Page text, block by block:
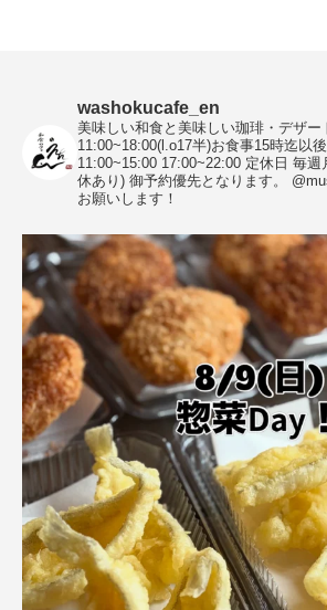
washokucafe_en
美味しい和食と美味しい珈琲・デザー
11:00~18:00(l.o17半)お食事15時迄以
11:00~15:00 17:00~22:00 定休日 毎週
休あり) 御予約優先となります。
お願いします！